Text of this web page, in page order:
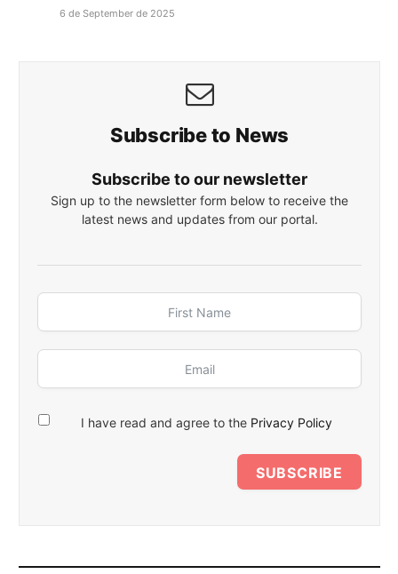
6 de September de 2025
Subscribe to News
Subscribe to our newsletter
Sign up to the newsletter form below to receive the
latest news and updates from our portal.
I have read and agree to the Privacy Policy
SUBSCRIBE